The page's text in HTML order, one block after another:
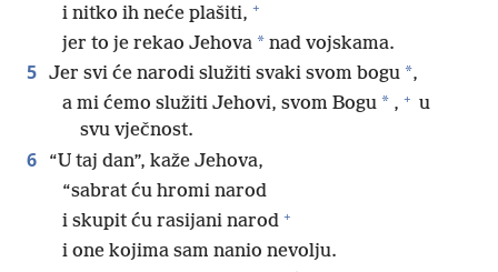
i nitko ih neće plašiti, +
jer to je rekao Jehova * nad vojskama.
5 Jer svi će narodi služiti svaki svom bogu *,
a mi ćemo služiti Jehovi, svom Bogu * , + u
svu vječnost.
6
“U taj dan”, kaže Jehova,
“sabrat ću hromi narod
i skupit ću rasijani narod +
i one kojima sam nanio nevolju.